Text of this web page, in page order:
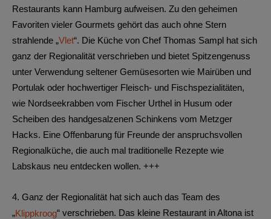
Restaurants kann Hamburg aufweisen. Zu den geheimen
Favoriten vieler Gourmets gehört das auch ohne Stern
strahlende „Vlet“. Die Küche von Chef Thomas Sampl hat sich
ganz der Regionalität verschrieben und bietet Spitzengenuss
unter Verwendung seltener Gemüsesorten wie Mairüben und
Portulak oder hochwertiger Fleisch- und Fischspezialitäten,
wie Nordseekrabben vom Fischer Urthel in Husum oder
Scheiben des handgesalzenen Schinkens vom Metzger
Hacks. Eine Offenbarung für Freunde der anspruchsvollen
Regionalküche, die auch mal traditionelle Rezepte wie
Labskaus neu entdecken wollen. +++
4. Ganz der Regionalität hat sich auch das Team des
„Klippkroog“ verschrieben. Das kleine Restaurant in Altona ist